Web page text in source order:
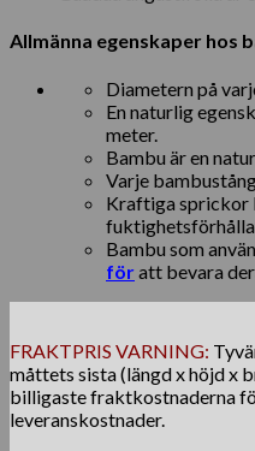
Allmänna egenskaper hos
Diametern på
En naturlig
meter.
Bambu är en
Varje
Kraftiga sprickor
Bambu som
föratt bevara
FRAKTPRIS VARNING:
måttets sista (längd x höjd x
billigaste fraktkostnaderna
leveranskostnader.